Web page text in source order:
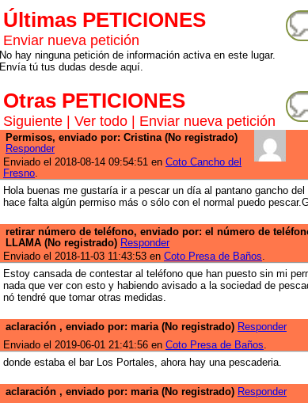
Últimas PETICIONES
Enviar nueva petición
No hay ninguna petición de información activa en este lugar.
Envía tú tus dudas desde aquí.
Otras PETICIONES
Siguiente Ver todo Enviar nueva petición
Permisos, enviado por: Cristina (No registrado)
Responder
Enviado el 2018-08-14 09:54:51 en Coto Cancho del
Fresno.
Hola buenas me gustaría ir a pescar un día al pantano gancho
hace falta algún permiso más o sólo con el normal puedo
retirar número de teléfono, enviado por: el número de
LLAMA (No registrado) Responder
Enviado el 2018-11-03 11:43:53 en Coto Presa de Baños.
Estoy cansada de contestar al teléfono que han puesto sin mi
nada que ver con esto y habiendo avisado a la sociedad de
nó tendré que tomar otras medidas.
aclaración , enviado por: maria (No registrado) Responder
Enviado el 2019-06-01 21:41:56 en Coto Presa de Baños.
donde estaba el bar Los Portales, ahora hay una pescaderia.
aclaración , enviado por: maria (No registrado) Responder